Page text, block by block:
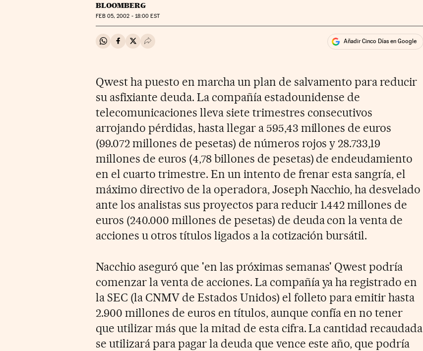
BLOOMBERG
FEB05, 2002 - 18:00 EST
Compartir en Whatsapp
Compartir en Facebook
Compartir en Twitter
Desplegar Redes Sociales Añadir Cinco Días en Google
Qwest ha puesto en marcha un plan de salvamento para reducir
su asfixiante deuda. La compañía estadounidense de
telecomunicaciones lleva siete trimestres consecutivos
arrojando pérdidas, hasta llegar a 595,43 millones de euros
(99.072 millones de pesetas) de números rojos y 28.733,19
millones de euros (4,78 billones de pesetas) de endeudamiento
en el cuarto trimestre. En un intento de frenar esta sangría, el
máximo directivo de la operadora, Joseph Nacchio, ha desvelado
ante los analistas sus proyectos para reducir 1.442 millones de
euros (240.000 millones de pesetas) de deuda con la venta de
acciones u otros títulos ligados a la cotización bursátil.
Nacchio aseguró que 'en las próximas semanas' Qwest podría
comenzar la venta de acciones. La compañía ya ha registrado en
la SEC (la CNMV de Estados Unidos) el folleto para emitir hasta
2.900 millones de euros en títulos, aunque confía en no tener
que utilizar más que la mitad de esta cifra. La cantidad recaudada
se utilizará para pagar la deuda que vence este año, que podría